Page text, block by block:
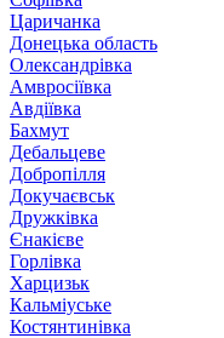
Царичанка
Донецька область
Олександрівка
Амвросіївка
Авдіївка
Бахмут
Дебальцеве
Добропілля
Докучаєвськ
Дружківка
Єнакієве
Горлівка
Харцизьк
Кальміуське
Костянтинівка